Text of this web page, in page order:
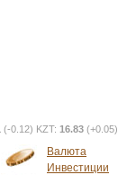
(-0.12) KZT: 16.83 (+0.05)
Валюта
Инвестиции